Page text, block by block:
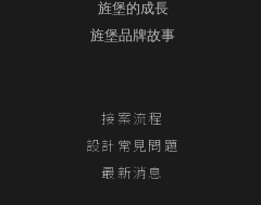
旌堡的成長
旌堡品牌故事
接案流程
設計常見問題
最新消息